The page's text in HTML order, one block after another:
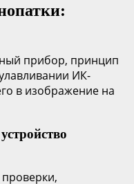
прибор, принцип
ИК-
в изображение на
проверки,